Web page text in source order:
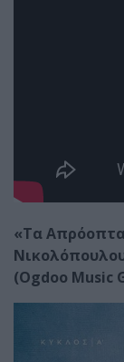
«Τα
(Ogdoo Music